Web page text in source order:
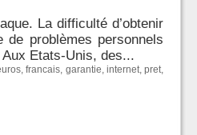
La difficulté d’obtenir
problèmes personnels
Etats-Unis, des...
,francais, garantie, internet,pret,